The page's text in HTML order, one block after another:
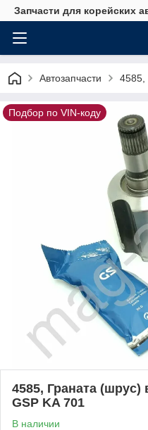
Запчасти для корейских
Автозапчасти 4585,
Подбор по VIN-коду
4585, Граната (шрус)
GSP KA 701
В наличии